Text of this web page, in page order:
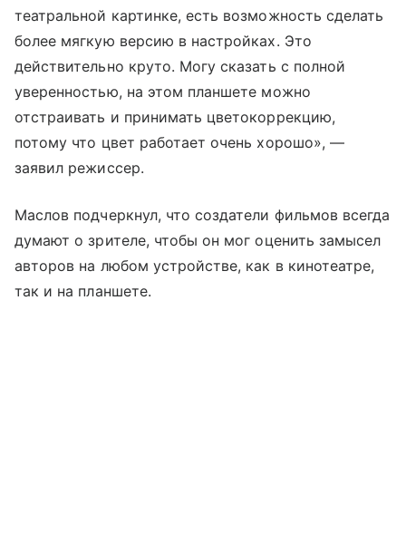
театральной картинке, есть возможность сделать
более мягкую версию в настройках. Это
действительно круто. Могу сказать с полной
уверенностью, на этом планшете можно
отстраивать и принимать цветокоррекцию,
потому что цвет работает очень хорошо», —
заявил режиссер.
Маслов подчеркнул, что создатели фильмов всегда
думают о зрителе, чтобы он мог оценить замысел
авторов на любом устройстве, как в кинотеатре,
так и на планшете.